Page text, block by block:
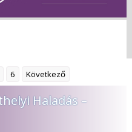
6 Következő
Haladás –